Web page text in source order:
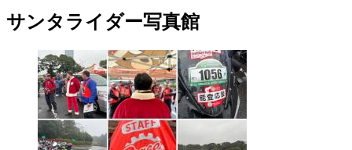
サンタライダー写真館